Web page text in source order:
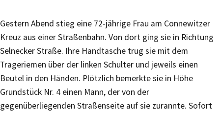
Gestern Abend stieg eine 72-jährige Frau am Connewitzer
Kreuz aus einer Straßenbahn. Von dort ging sie in Richtung
Selnecker Straße. Ihre Handtasche trug sie mit dem
Trageriemen über der linken Schulter und jeweils einen
Beutel in den Händen. Plötzlich bemerkte sie in Höhe
Grundstück Nr. 4 einen Mann, der von der
gegenüberliegenden Straßenseite auf sie zurannte. Sofort